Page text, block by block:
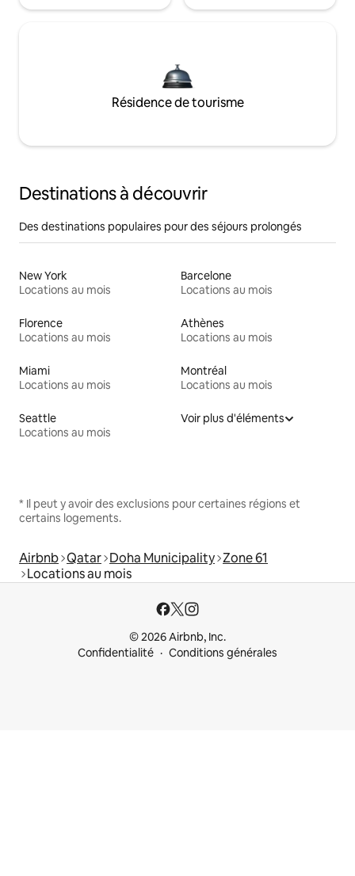
Résidence de tourisme
Destinations à découvrir
Des destinations populaires pour des séjours prolongés
New York
Locations au mois
Barcelone
Locations au mois
Florence
Locations au mois
Athènes
Locations au mois
Miami
Locations au mois
Montréal
Locations au mois
Seattle
Locations au mois
Voir plus d'éléments
* Il peut y avoir des exclusions pour certaines régions et
certains logements.
Airbnb Qatar Doha Municipality Zone 61
Locations au mois
© 2026 Airbnb, Inc.
Confidentialité
Conditions générales